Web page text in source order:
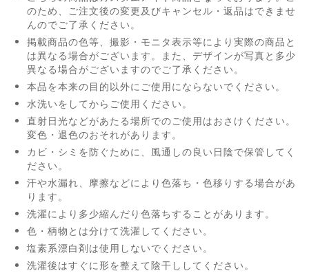
のため、ご注文後の変更及びキャンセル・返品はできませ
んのでご了承ください。
掲載商品の色等、撮影・モニタ表示等により実際の商品と
は異なる場合がございます。また、デザインが写真と多少
異なる場合がございますのでご了承ください。
本品を本来の目的以外にご使用にならないでください。
水洗いをしてからご使用ください。
直射日光などがあたる場所でのご使用はおさけください。
変色・退色のおそれがあります。
カビ・シミを防ぐために、風通しの良い日陰で保管してく
ださい。
汗や水漏れ、摩擦などにより色落ち・色移りする場合があ
ります。
洗濯により多少縮んだり色落ちすることがあります。
色・柄物とは分けて洗濯してください。
塩素系漂白剤は使用しないでください。
洗濯後はすぐに形を整えて陰干ししてください。